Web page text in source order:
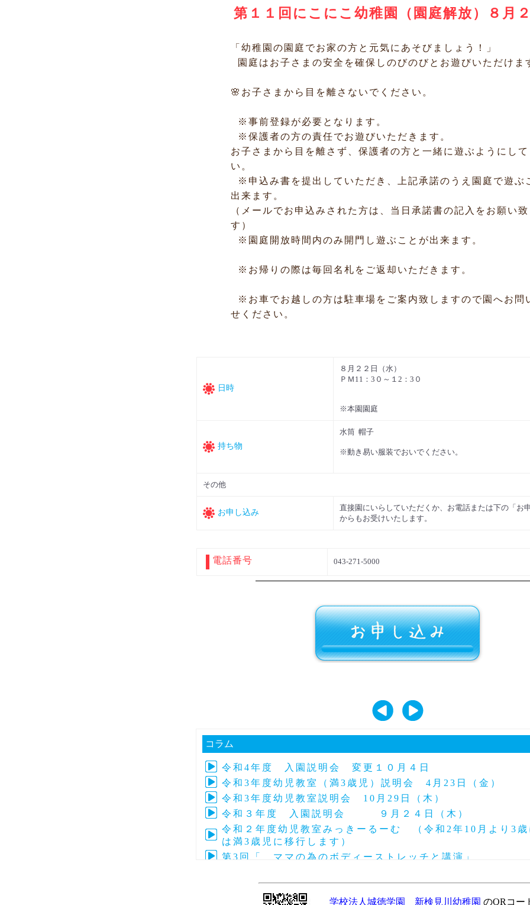
第１１回にこにこ幼稚園（園庭解放）８月
「幼稚園の園庭でお家の方と元気にあそびましょう！」
園庭はお子さまの安全を確保しのびのびとお遊びいただけま
🌸お子さまから目を離さないでください。
※事前登録が必要となります。
※保護者の方の責任でお遊びいただきます。
お子さまから目を離さず、保護者の方と一緒に遊ぶようにして
い。
※申込み書を提出していただき、上記承諾のうえ園庭で遊ぶ
出来ます。
（メールでお申込みされた方は、当日承諾書の記入をお願い致
す）
※園庭開放時間内のみ開門し遊ぶことが出来ます。
※お帰りの際は毎回名札をご返却いただきます。
※お車でお越しの方は駐車場をご案内致しますので園へお問
せください。
日時
８月２２日（水）
ＰＭ11：3０～１2：3０
※本園園庭
持ち物
水筒 帽子
※動き易い服装でおいでください。
その他
お申し込み
直接園にいらしていただくか、お電話または下の「お
からもお受けいたします。
電話番号 043-271-5000
コラム
令和4年度 入園説明会 変更１０月４日
令和3年度幼児教室（満3歳児）説明会 4月23日（金）
令和3年度幼児教室説明会 10月29日（木）
令和３年度 入園説明会 ９月２４日（木）
令和２年度幼児教室みっきーるーむ （令和2年10月より3歳
は満3歳児に移行します）
第3回「 ママの為のボディーストレッチと講演」
令和元年度 第28回～33回にこにこ幼稚園（園庭開放）
学校法人城徳学園 新検見川幼稚園 のQRコー